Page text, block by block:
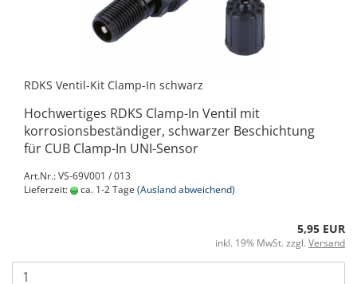
RDKS Ventil-Kit Clamp-In schwarz
Hochwertiges RDKS Clamp-In Ventil mit
korrosionsbeständiger, schwarzer Beschichtung
für CUB Clamp-In UNI-Sensor
Art.Nr.: VS-69V001 / 013
Lieferzeit:
ca. 1-2 Tage (Ausland abweichend)
5,95 EUR
inkl. 19% MwSt. zzgl. Versand